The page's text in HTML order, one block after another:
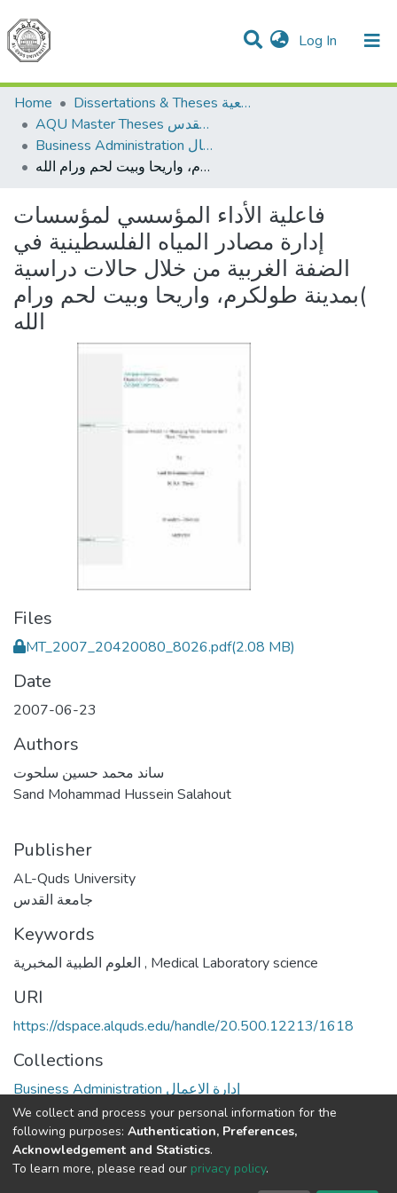
Log In (current)
Communities & Collections
All of DSpace
Home
Dissertations & Theses الرسائل الجامعية
AQU Master Theses الرسائل الجامعية الخاصة بجامعة القدس
Business Administration إدارة الاعمال
فاعلية الأداء المؤسسي لمؤسسات إدارة مصادر المياه الفلسطينية في الضفة الغربية من خلال حالات دراسية )بمدينة طولكرم، واريحا وبيت لحم ورام الله
فاعلية الأداء المؤسسي لمؤسسات
إدارة مصادر المياه الفلسطينية في
الضفة الغربية من خلال حالات دراسية
)بمدينة طولكرم، واريحا وبيت لحم ورام
الله
Files
MT_2007_20420080_8026.pdf(2.08 MB)
Date
2007-06-23
Authors
ساند محمد حسين سلحوت
Sand Mohammad Hussein Salahout
Publisher
AL-Quds University
جامعة القدس
Keywords
, Medical Laboratory science
URI
https://dspace.alquds.edu/handle/20.500.12213/1618
Collections
Business Administration إدارة الاعمال
Full item page
We collect and process your personal information for the
following purposes: Authentication, Preferences,
Acknowledgement and Statistics.
To learn more, please read our privacy policy.